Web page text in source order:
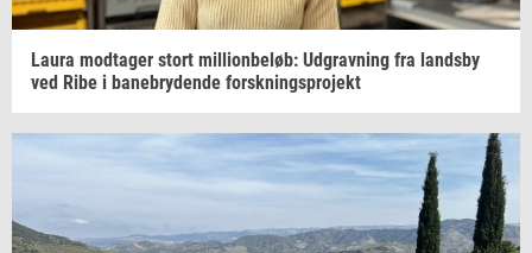
Laura mod­ta­ger stort mil­li­onbe­løb: Ud­grav­ning fra lands­by
ved Ribe i ba­ne­bry­den­de forsk­nings­pro­jekt